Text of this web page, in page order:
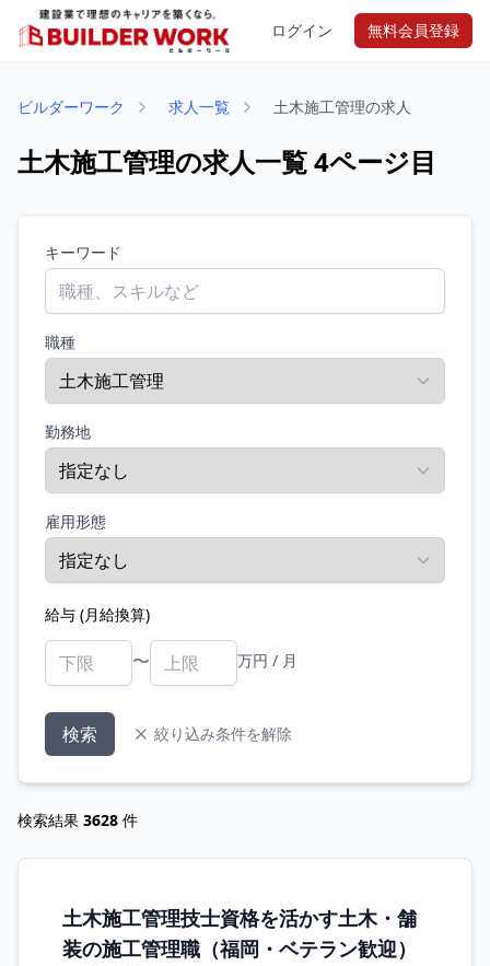
ログイン 無料会員登録
ビルダーワーク 求人一覧 土木施工管理の求人
土木施工管理の求人一覧 4ページ目
キーワード
職種
勤務地
雇用形態
給与 (月給換算)
〜 万円 / 月
検索 絞り込み条件を解除
検索結果 3628 件
土木施工管理技士資格を活かす土木・舗
装の施工管理職（福岡・ベテラン歓迎）